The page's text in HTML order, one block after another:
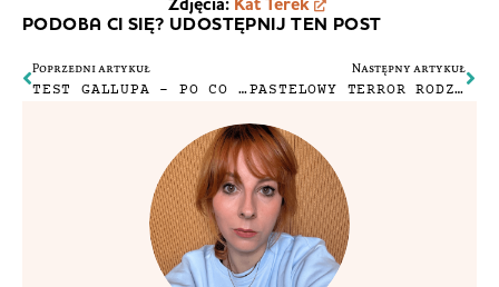
PODOBA CI SIĘ? UDOSTĘPNIJ TEN POST
Poprzedni artykuł
TEST GALLUPA – PO CO JEST I CO Z NIM ZROBIĆ?
Następny artykuł
PASTELOWY TERROR RODZICIELSKIEGO SZCZĘŚCIA